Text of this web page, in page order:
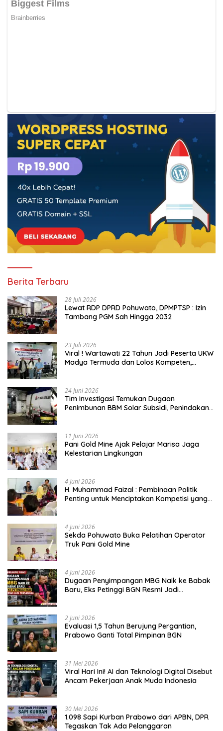
Berita Terbaru
28 Juli 2026
Lewat RDP DPRD Pohuwato, DPMPTSP : Izin
Tambang PGM Sah Hingga 2032
23 Juli 2026
Viral ! Wartawati 22 Tahun Jadi Peserta UKW
Madya Termuda dan Lolos Kompeten,
24 Juni 2026
Tim Investigasi Temukan Dugaan
Penimbunan BBM Solar Subsidi, Penindakan
11 Juni 2026
Pani Gold Mine Ajak Pelajar Marisa Jaga
Kelestarian Lingkungan
4 Juni 2026
H. Muhammad Faizal : Pembinaan Politik
Penting untuk Menciptakan Kompetisi yang
4 Juni 2026
Sekda Pohuwato Buka Pelatihan Operator
Truk Pani Gold Mine
4 Juni 2026
Dugaan Penyimpangan MBG Naik ke Babak
Baru, Eks Petinggi BGN Resmi Jadi
2 Juni 2026
Evaluasi 1,5 Tahun Berujung Pergantian,
Prabowo Ganti Total Pimpinan BGN
31 Mei 2026
Viral Hari Ini! AI dan Teknologi Digital Disebut
Ancam Pekerjaan Anak Muda Indonesia
30 Mei 2026
1.098 Sapi Kurban Prabowo dari APBN, DPR
Tegaskan Tak Ada Pelanggaran